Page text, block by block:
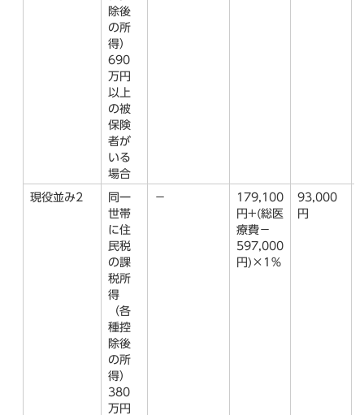
除後
の所
得）
690
万円
以上
の被
保険
者が
いる
場合
現役並み2
同一
世帯
に住
民税
の課
税所
得
（各
種控
除後
の所
得）
380
万円
－
179,100
円+(総医
療費－
597,000
円)×1％
93,000
円